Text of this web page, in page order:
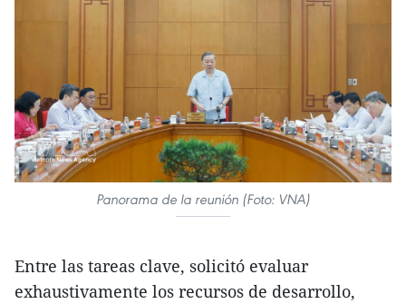
Panorama de la reunión (Foto: VNA)
Entre las tareas clave, solicitó evaluar
exhaustivamente los recursos de desarrollo,